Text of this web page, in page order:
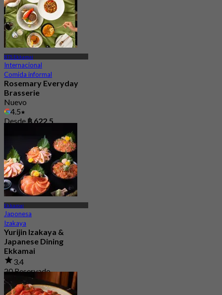
BTS Ekkamai
Internacional
Comida informal
Rosemary Everyday
Brasserie
Nuevo
4.5
Desde฿ 622.5
Ekkamai
Japonesa
Izakaya
Yurijin Izakaya &
Japanese Dining
Ekkamai
3.4
20 Reservado
Desde
฿ 530